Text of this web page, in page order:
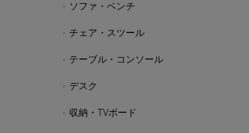
ソファ・ベンチ
チェア・スツール
テーブル・コンソール
デスク
収納・TVボード